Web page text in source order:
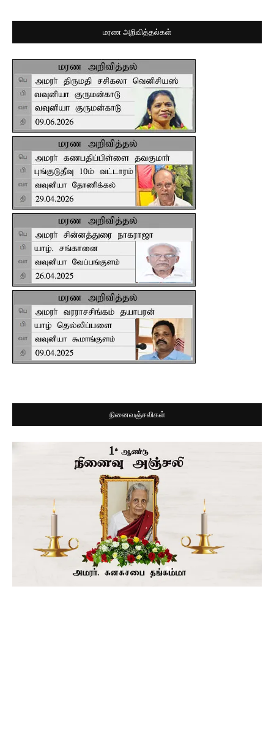
மரண அறிவித்தல்கள்
நினைவஞ்சலிகள்